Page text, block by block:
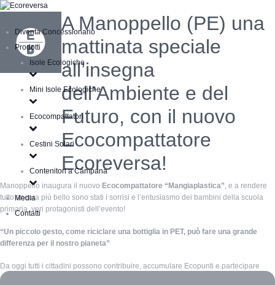
Diventa Concessionario
Prodotti
Isole Ecologiche
Mini Isole Ecologiche
Ecocompattatori
Cestini Solari
Contenitori a Campana
Media
Contatti
A Manoppello (PE) una
mattinata speciale
all’insegna
dell’Ambiente e del
Futuro, con il nuovo
Ecocompattatore
Ecoreversa!
Manoppello inaugura il nuovo Ecocompattatore “Mangiaplastica”, e a rendere
tutto ancora più bello sono stati i sorrisi e l’entusiasmo dei bambini della scuola
primaria, veri protagonisti dell’evento!
“Un piccolo gesto, come riciclare una bottiglia in PET, può fare una grande
differenza per il nostro pianeta”
Da oggi tutti i cittadini possono contribuire, accumulare Ecopunti e partecipare
all’iniziativa che premia le famiglie più virtuose. La sostenibilità parte dalle azioni